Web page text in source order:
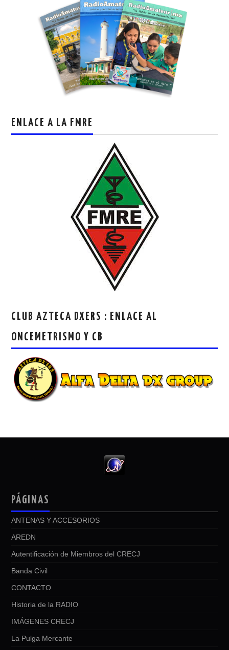
ENLACE A LA FMRE
CLUB AZTECA DXERS : ENLACE AL
ONCEMETRISMO Y CB
PÁGINAS
ANTENAS Y ACCESORIOS
AREDN
Autentificación de Miembros del CRECJ
Banda Civil
CONTACTO
Historia de la RADIO
IMÁGENES CRECJ
La Pulga Mercante